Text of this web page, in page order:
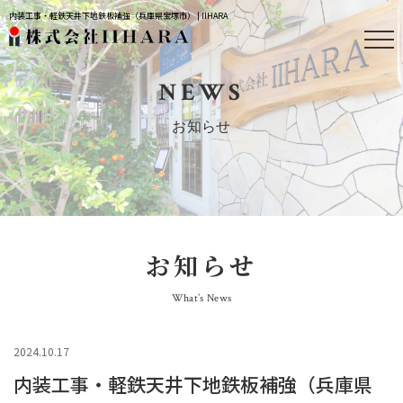
内装工事・軽鉄天井下地鉄板補強（兵庫県宝塚市） | IIHARA
NEWS
お知らせ
お知らせ
What’s News
2024.10.17
内装工事・軽鉄天井下地鉄板補強（兵庫県